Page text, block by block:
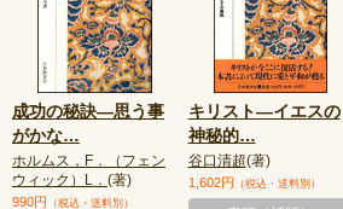
成功の秘訣—思う事
がかな…
ホルムス，F．（フェン
ウィック）L． (著)
990円 （税込・送料別）
キリスト—イエスの
神秘的…
谷口清超(著)
1,602円 （税込・送料別）